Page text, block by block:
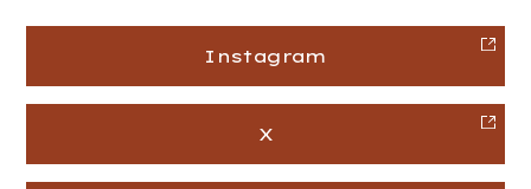
Instagram
X